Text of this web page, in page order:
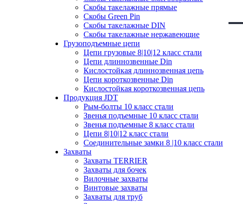
Скобы такелажные прямые
Скобы Green Pin
Скобы такелажные DIN
Скобы такелажные нержавеющие
Грузоподъемные цепи
Цепи грузовые 8|10|12 класс стали
Цепи длиннозвенные Din
Кислостойкая длиннозвенная цепь
Цепи короткозвенные Din
Кислостойкая короткозвенная цепь
Продукция JDT
Рым-болты 10 класс стали
Звенья подъемные 10 класс стали
Звенья подъемные 8 класс стали
Цепи 8|10|12 класс стали
Соединительные замки 8 |10 класс стали
Захваты
Захваты TERRIER
Захваты для бочек
Вилочные захваты
Винтовые захваты
Захваты для труб